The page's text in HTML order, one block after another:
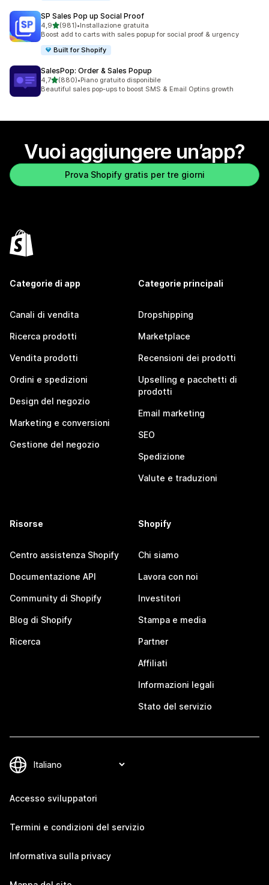
SP Sales Pop up Social Proof
4,9stelle su 5
(981)
981 recensioni totali
•Installazione gratuita
Boost add to carts with sales popup for social proof & urgency
Built for Shopify
SalesPop: Order & Sales Popup
4,7stelle su 5
(880)
880 recensioni totali
•Piano gratuito disponibile
Beautiful sales pop-ups to boost SMS & Email Optins growth
Vuoi aggiungere un’app?
Prova Shopify gratis per tre giorni
Categorie di app
Canali di vendita
Ricerca prodotti
Vendita prodotti
Ordini e spedizioni
Design del negozio
Marketing e conversioni
Gestione del negozio
Categorie principali
Dropshipping
Marketplace
Recensioni dei prodotti
Upselling e pacchetti di
prodotti
Email marketing
SEO
Spedizione
Valute e traduzioni
Risorse
Centro assistenza Shopify
Documentazione API
Community di Shopify
Blog di Shopify
Ricerca
Shopify
Chi siamo
Lavora con noi
Investitori
Stampa e media
Partner
Affiliati
Informazioni legali
Stato del servizio
Accesso sviluppatori
Termini e condizioni del servizio
Informativa sulla privacy